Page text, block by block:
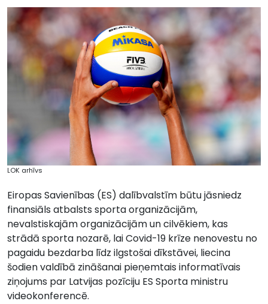
LOK arhīvs
Eiropas Savienības (ES) dalībvalstīm būtu jāsniedz
finansiāls atbalsts sporta organizācijām,
nevalstiskajām organizācijām un cilvēkiem, kas
strādā sporta nozarē, lai Covid-19 krīze nenovestu no
pagaidu bezdarba līdz ilgstošai dīkstāvei, liecina
šodien valdībā zināšanai pieņemtais informatīvais
ziņojums par Latvijas pozīciju ES Sporta ministru
videokonferencē.